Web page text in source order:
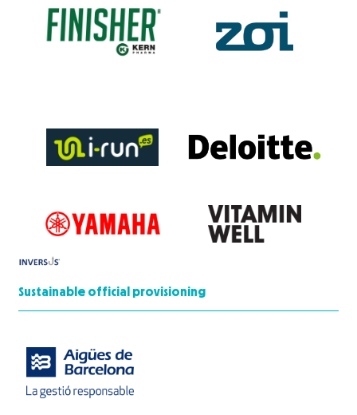
Sustainable official provisioning